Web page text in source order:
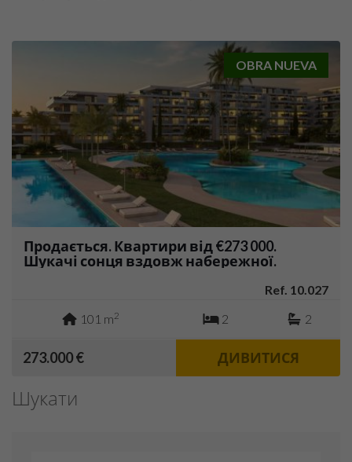
OBRA NUEVA
Продається. Квартири від €273 000.
Шукачі сонця вздовж набережної.
Ref. 10.027
101 m2 2 2
273.000 € ДИВИТИСЯ
Шукати